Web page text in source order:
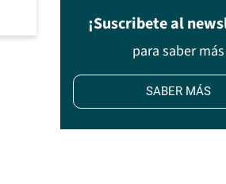
¡Suscribete al
para saber más
SABER MÁS